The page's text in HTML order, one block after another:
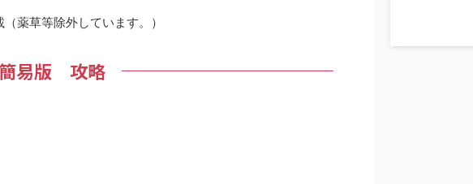
薬草等除外しています。）
易版 攻略